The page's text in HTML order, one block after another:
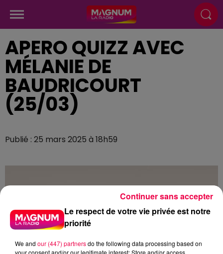
APERO QUIZZ AVEC
MÉLANIE DE
BAUDRICOURT
(25/03)
Publié : 25 mars 2025 à 18h59
Le respect de votre vie privée est notre
priorité
We and our (447) partnersdo the following data processing based on
your consent and/or our legitimate interest: Store and/or access
Continuer sans accepter